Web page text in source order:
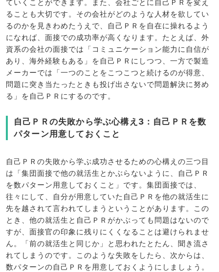
ていくことができます。また、会社ごとに自己ＰＲを変え
ることも大切です。その会社がどのような人材を欲してい
るのかを見きわめたうえで、自己ＰＲを自在に操れるよう
になれば、面接での成功率が高くなります。たとえば、外
資系の会社の面接では「コミュニケーション能力に自信が
あり、海外経験もある」を自己ＰＲにしつつ、一方で製造
メーカーでは「一つのことをこつこつと続けるのが得意、
問題に突き当たったときも投げ出さないで問題解決に努め
る」を自己ＰＲにするのです。
自己ＰＲの失敗から学ぶ心構え3：自己ＰＲを数
パターン用意しておくこと
自己ＰＲの失敗から学ぶ成功させるための心構えの三つ目
は「集団面接で他の就活生とかぶらないように、自己ＰＲ
を数パターン用意しておくこと」です。集団面接では、
往々にして、自分が用意していた自己ＰＲを他の就活生に
先を越されて言われてしまうということがあります。この
とき、他の就活生と自己ＰＲがかぶっても問題はないので
すが、面接官の印象に残りにくくなることは避けられませ
ん。「前の就活生と同じか」と思われたとたん、聞き流さ
れてしまうのです。このような失敗をしたら、次からは、
数パターンの自己ＰＲを用意しておくようにしましょう。